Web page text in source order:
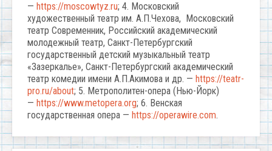
— https://moscowtyz.ru; 4. Московский
художественный театр им. А.П.Чехова, Московский
театр Современник, Российский академический
молодежный театр, Санкт-Петербургский
государственный детский музыкальный театр
«Зазеркалье», Санкт-Петербургский академический
театр комедии имени А.П.Акимова и др. — https://teatr-
pro.ru/about; 5. Метрополитен-опера (Нью-Йорк)
— https://www.metopera.org; 6. Венская
государственная опера — https://operawire.com.